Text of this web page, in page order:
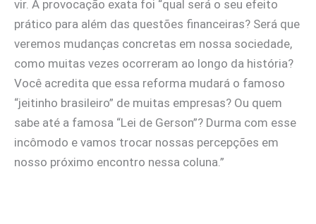
vir. A provocação exata foi “qual será o seu efeito
prático para além das questões financeiras? Será que
veremos mudanças concretas em nossa sociedade,
como muitas vezes ocorreram ao longo da história?
Você acredita que essa reforma mudará o famoso
“jeitinho brasileiro” de muitas empresas? Ou quem
sabe até a famosa “Lei de Gerson”? Durma com esse
incômodo e vamos trocar nossas percepções em
nosso próximo encontro nessa coluna.”